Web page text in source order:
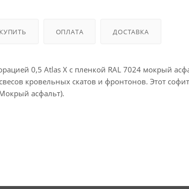
ОПЛАТА ДОСТАВКА
0,5 Atlas X с пленкой RAL 7024 мокрый
кровельных скатов и фронтонов. Этот
асфальт).